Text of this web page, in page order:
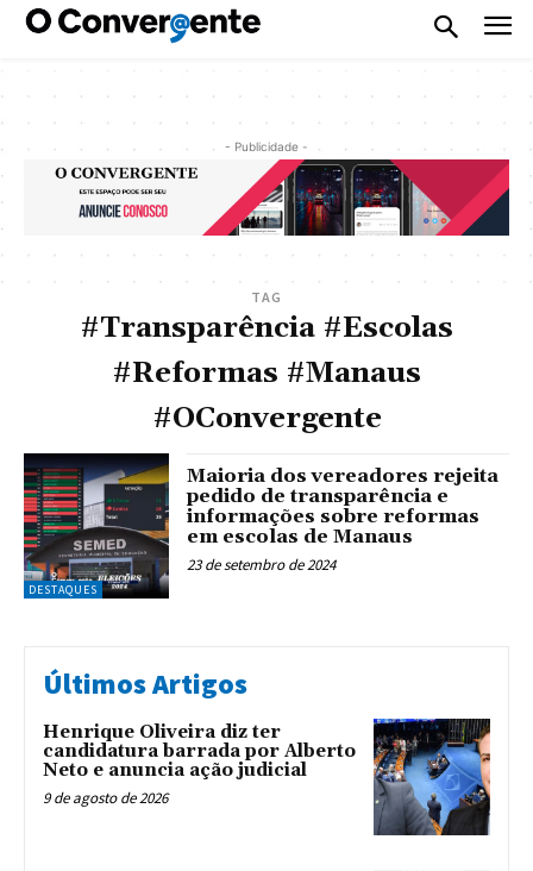
- Publicidade -
TAG
#Transparência #Escolas
#Reformas #Manaus
#OConvergente
DESTAQUES
Maioria dos vereadores rejeita
pedido de transparência e
informações sobre reformas
em escolas de Manaus
23 de setembro de 2024
Últimos Artigos
Henrique Oliveira diz ter
candidatura barrada por Alberto
Neto e anuncia ação judicial
9 de agosto de 2026